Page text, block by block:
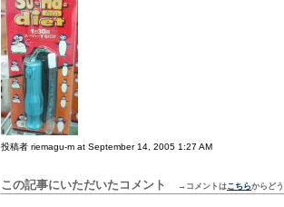
投稿者 riemagu-m at September 14, 2005 1:27 AM
この記事にいただいたコメント →コメントはこちらからど